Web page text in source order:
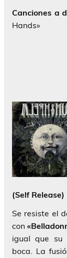
Canciones a
Hands»
(Self Release)
Se resiste el
con
igual que su
boca. La